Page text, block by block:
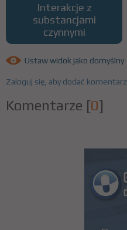
Interakcje z
substancjami
czynnymi
Ustaw widok jako domyślny
Zaloguj się, aby dodać komentarz
Komentarze [0]